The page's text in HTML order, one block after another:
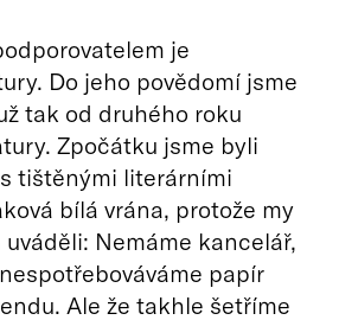
je
Do jeho povědomí jsme
tak od druhého roku
Zpočátku jsme byli
tištěnými literárními
bílá vrána, protože my
Nemáme kancelář,
papír
Ale že takhle šetříme